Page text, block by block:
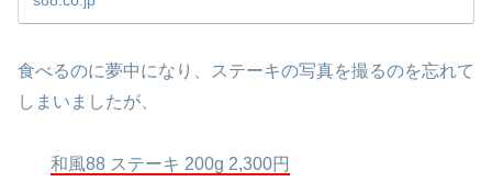
食べるのに夢中になり、ステーキの写真を撮るのを忘れて
しまいましたが、
和風88 ステーキ 200g 2,300円